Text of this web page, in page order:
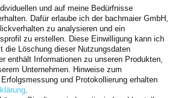
und auf meine Bedürfnisse
Dafür erlaube ich der bachmaier GmbH,
zu analysieren und ein
zu erstellen. Diese Einwilligung kann ich
die Löschung dieser Nutzungsdaten
enthält Informationen zu unseren Produkten,
Unternehmen. Hinweise zum
und Protokollierung erhalten